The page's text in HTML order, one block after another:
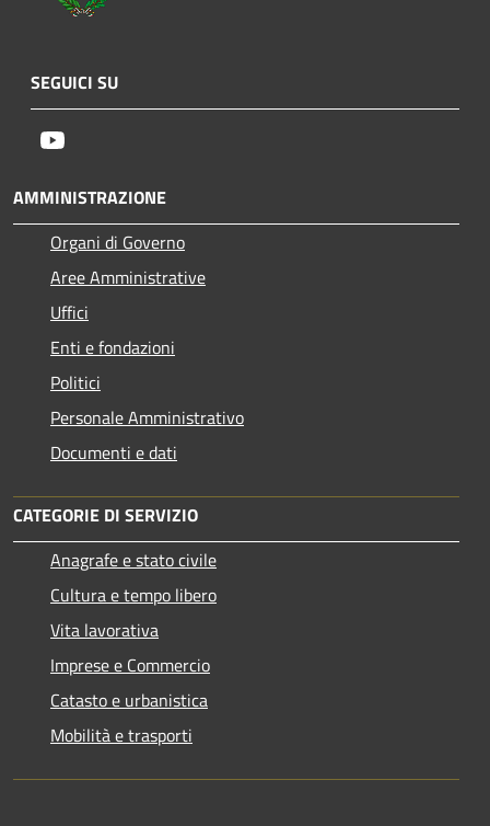
SEGUICI SU
AMMINISTRAZIONE
Organi di Governo
Aree Amministrative
Uffici
Enti e fondazioni
Politici
Personale Amministrativo
Documenti e dati
CATEGORIE DI SERVIZIO
Anagrafe e stato civile
Cultura e tempo libero
Vita lavorativa
Imprese e Commercio
Catasto e urbanistica
Mobilità e trasporti